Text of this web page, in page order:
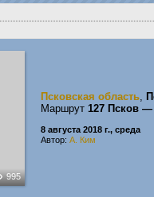
995
Псковская область,
Маршрут 127 Псков
8 августа 2018 г., среда
Автор: А. Ким